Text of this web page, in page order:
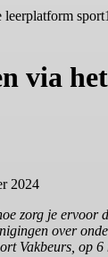
via
2024
zorg je ervoor
over
Vakbeurs, op